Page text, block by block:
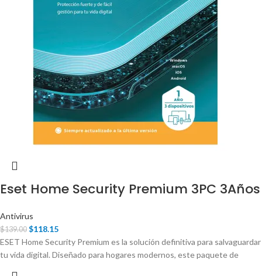
Eset Home Security Premium 3PC 3Años
Antivirus
$139.00 $118.15
ESET Home Security Premium es la solución definitiva para salvaguardar
tu vida digital. Diseñado para hogares modernos, este paquete de